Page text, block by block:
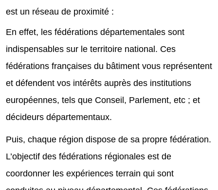
est un réseau de proximité :
En effet, les fédérations départementales sont
indispensables sur le territoire national. Ces
fédérations françaises du bâtiment vous représentent
et défendent vos intérêts auprès des institutions
européennes, tels que Conseil, Parlement, etc ; et
décideurs départementaux.
Puis, chaque région dispose de sa propre fédération.
L’objectif des fédérations régionales est de
coordonner les expériences terrain qui sont